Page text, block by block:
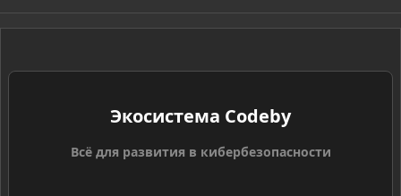
S
Экосистема Codeby
Всё для развития в кибербезопасности